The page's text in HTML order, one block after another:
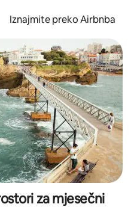
Iznajmite preko Airbnba
za mjesečni